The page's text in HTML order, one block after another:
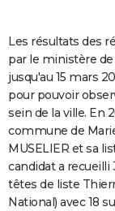
COPAINS D'AVANT
S'inscrire
Se connecter
Lycées
Collèges
Primaires
Universités
Entreprises
Service militaire
Avis de recherche
AVIS DE DÉCÈS
FORUM
Bricolage
Lifestyle
Culture
Auto
Television
Voyage
Cinema
Les résultats des
par le ministère
jusqu'au 15 mars
pour pouvoir
sein de la ville. En
commune de
MUSELIER et sa
candidat a recueilli
têtes de liste
National) avec 18